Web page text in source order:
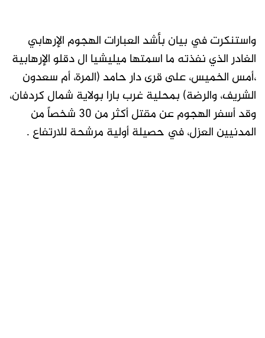
واستنكرت في بيان بأشد العبارات الهجوم الإرهابي
الغادر الذي نفذته ما اسمتها ميليشيا ال دقلو الإرهابية
،أمس الخميس، على قرى دار حامد (المرة، أم سعدون
الشريف، والرضة) بمحلية غرب بارا بولاية شمال كردفان،
وقد أسفر الهجوم عن مقتل أكثر من 30 شخصاً من
المدنيين العزل، في حصيلة أولية مرشحة للارتفاع .